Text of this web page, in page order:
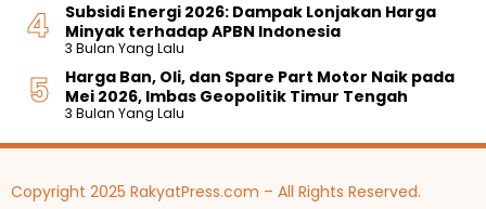
Subsidi Energi 2026: Dampak Lonjakan Harga
Minyak terhadap APBN Indonesia
3 Bulan Yang Lalu
Harga Ban, Oli, dan Spare Part Motor Naik pada
Mei 2026, Imbas Geopolitik Timur Tengah
3 Bulan Yang Lalu
Copyright 2025 RakyatPress.com – All Rights Reserved.